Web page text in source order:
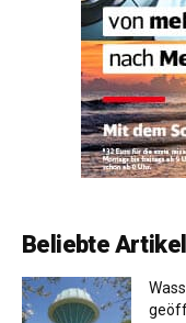
Beliebte Artikel